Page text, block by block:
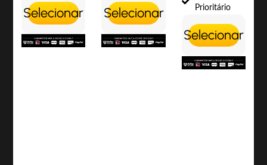
Selecionar Selecionar
Prioritário
Selecionar